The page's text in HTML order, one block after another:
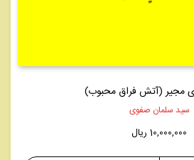
مجیر (آتش فراق محبوب)
سید سلمان صفوی
10,000,000 ریال